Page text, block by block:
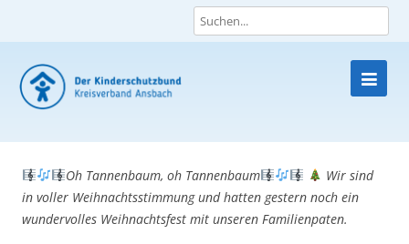
Skip
content
Oh Tannenbaum, oh Tannenbaum
Wir sind
in voller Weihnachtsstimmung und hatten gestern noch ein
wundervolles Weihnachtsfest mit unseren Familienpaten.